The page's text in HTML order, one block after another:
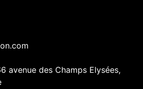
avenue des Champs Elysées,